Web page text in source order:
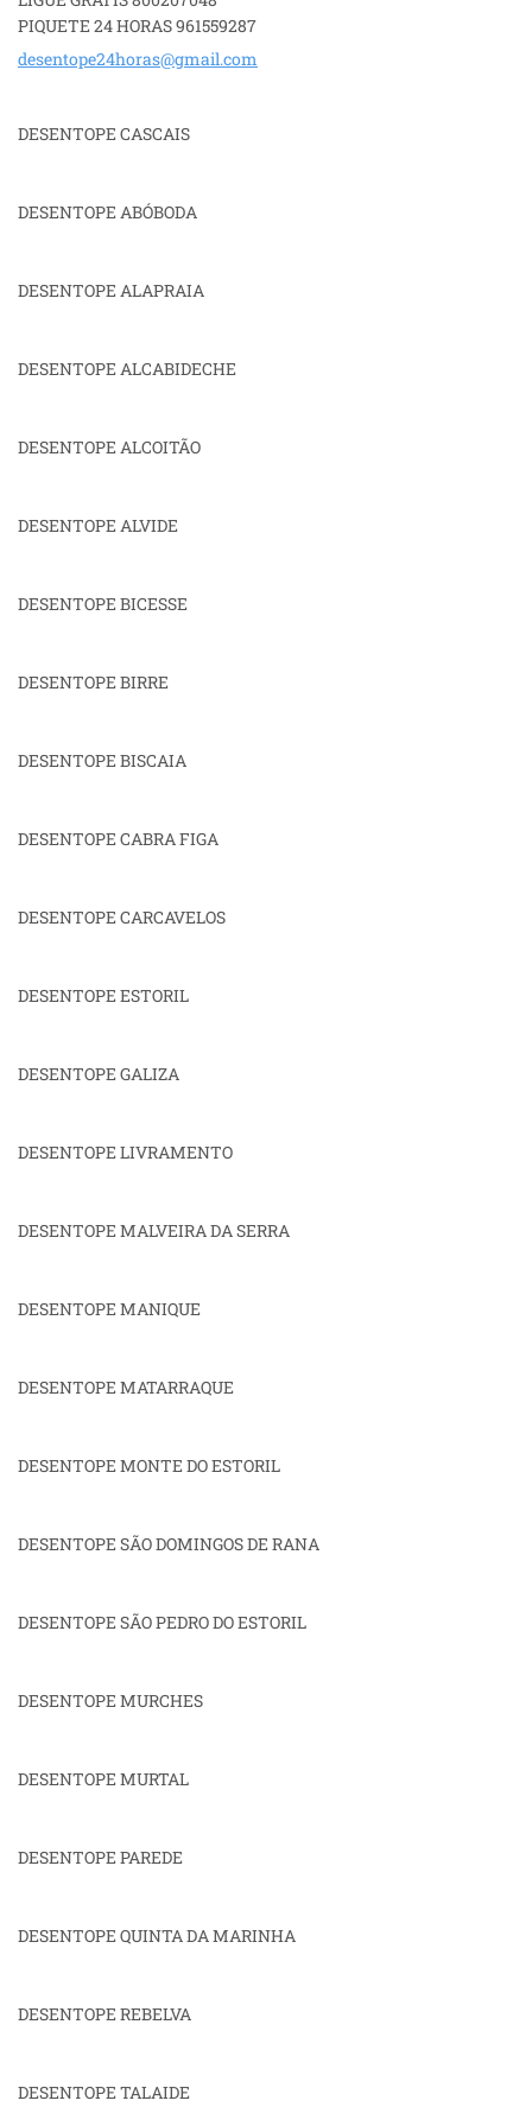
PIQUETE 24 HORAS 961559287
desentope24horas@gmail.com
DESENTOPE CASCAIS
DESENTOPE ABÓBODA
DESENTOPE ALAPRAIA
DESENTOPE ALCABIDECHE
DESENTOPE ALCOITÃO
DESENTOPE ALVIDE
DESENTOPE BICESSE
DESENTOPE BIRRE
DESENTOPE BISCAIA
DESENTOPE CABRA FIGA
DESENTOPE CARCAVELOS
DESENTOPE ESTORIL
DESENTOPE GALIZA
DESENTOPE LIVRAMENTO
DESENTOPE MALVEIRA DA SERRA
DESENTOPE MANIQUE
DESENTOPE MATARRAQUE
DESENTOPE MONTE DO ESTORIL
DESENTOPE SÃO DOMINGOS DE RANA
DESENTOPE SÃO PEDRO DO ESTORIL
DESENTOPE MURCHES
DESENTOPE MURTAL
DESENTOPE PAREDE
DESENTOPE QUINTA DA MARINHA
DESENTOPE REBELVA
DESENTOPE TALAIDE